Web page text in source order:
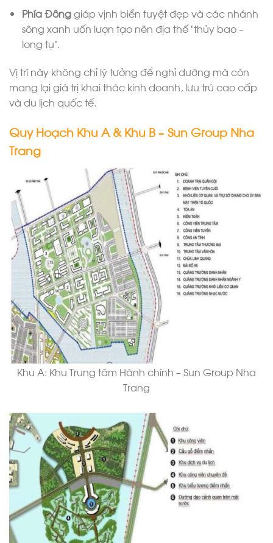
Phía Đônggiáp vịnh biển tuyệt đẹp và các nhánh
sông xanh uốn lượn tạo nên địa thế “thủy bao –
long tụ”.
Vị trí này không chỉ lý tưởng để nghỉ dưỡng mà còn
mang lại giá trị khai thác kinh doanh, lưu trú cao cấp
và du lịch quốc tế.
Quy Hoạch Khu A & Khu B – Sun Group Nha
Trang
Khu A: Khu Trung tâm Hành chính – Sun Group Nha
Trang